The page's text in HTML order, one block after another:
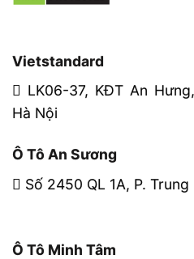
Vietstandard
LK06-37, KĐT An
Hà Nội
Ô Tô An Sương
Số 2450 QL 1A, P. Trung
Ô Tô Minh Tâm